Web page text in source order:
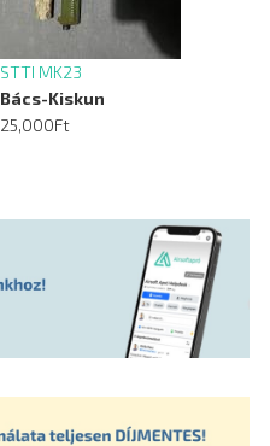
STTI MK23
Bács-Kiskun
25,000Ft